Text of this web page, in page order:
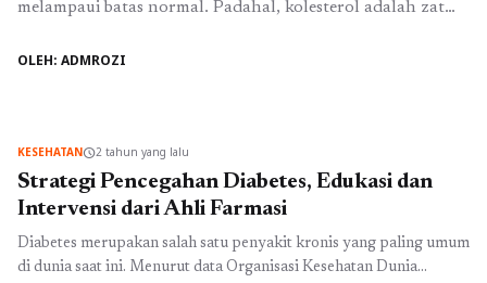
melampaui batas normal. Padahal, kolesterol adalah zat
menjalankan beberapa fungsi vital, seperti membentuk sel-
(LDL) meningkat dan kolesterol baik (HDL) menurun,
risiko penyakit ...Baca Selengkapnya
OLEH: ADMROZI
KESEHATANschedule2 tahun yang lalu
Strategi Pencegahan Diabetes, Edukasi dan
Intervensi dari Ahli Farmasi
Diabetes merupakan salah satu penyakit kronis yang paling umum
di dunia saat ini. Menurut data Organisasi Kesehatan Dunia